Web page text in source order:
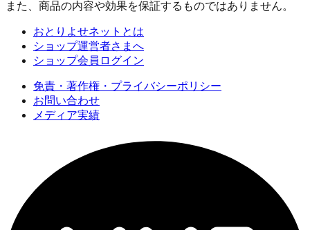
また、商品の内容や効果を保証するものではありません。
おとりよせネットとは
ショップ運営者さまへ
ショップ会員ログイン
免責・著作権・プライバシーポリシー
お問い合わせ
メディア実績